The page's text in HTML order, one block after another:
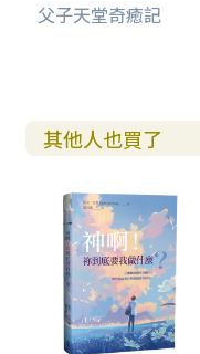
父子天堂奇癒記
其他人也買了